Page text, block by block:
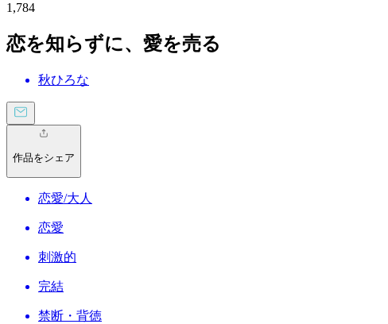
1,784
恋を知らずに、愛を売る
秋ひろな
作品をシェア
恋愛/大人
恋愛
刺激的
完結
禁断・背徳